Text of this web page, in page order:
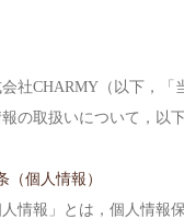
社CHARMY（以下，「
報の取扱いについて，以
（個人情報）
人情報」とは，個人情